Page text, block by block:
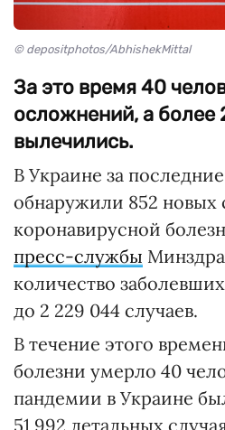
© depositphotos/AbhishekMittal
За это время 40
осложнений, а более
вылечились.
В Украине за
обнаружили 852 новых
коронавирусной
пресс-службы
количество
до 2 229 044 случаев.
В течение этого
болезни умерло 40
пандемии в Украине
51 992 летальных